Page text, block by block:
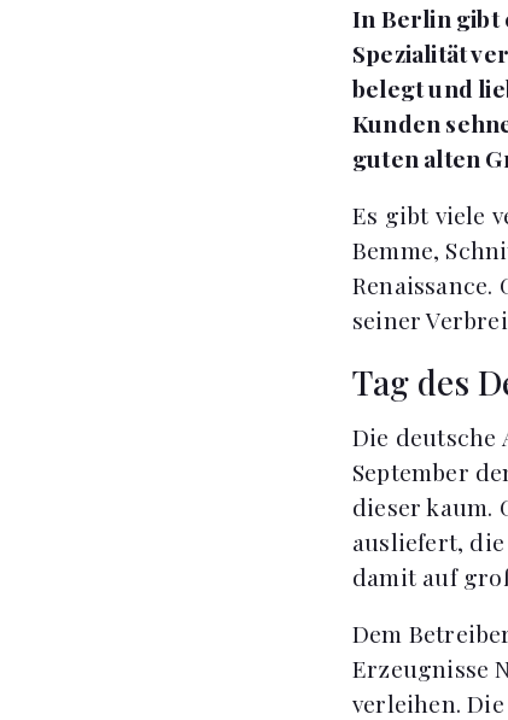
In Berlin gibt
Spezialität
belegt und
Kunden
guten alten
Es gibt viele
Bemme,
seiner
Tag des
Die deutsche
September
dieser kaum.
ausliefert, die
damit auf
Dem
Erzeugnisse
verleihen.